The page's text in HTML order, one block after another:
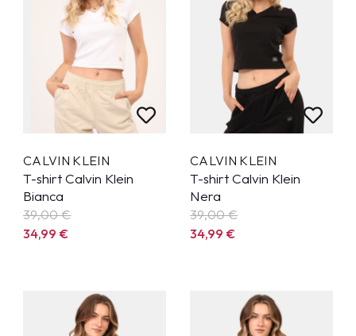
CALVIN KLEIN
T-shirt Calvin Klein
Bianca
39,00 €
34,99€
CALVIN KLEIN
T-shirt Calvin Klein
Nera
39,00 €
34,99€